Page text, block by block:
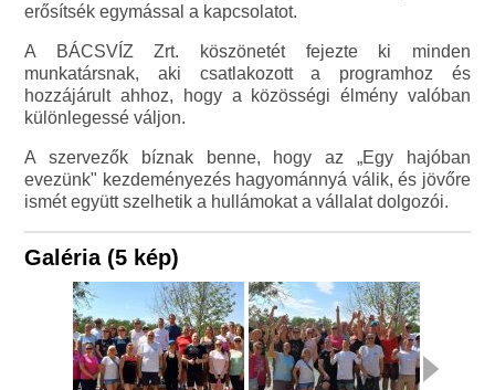
erősítsék egymással a kapcsolatot.
A BÁCSVÍZ Zrt. köszönetét fejezte ki minden
munkatársnak, aki csatlakozott a programhoz és
hozzájárult ahhoz, hogy a közösségi élmény valóban
különlegessé váljon.
A szervezők bíznak benne, hogy az „Egy hajóban
evezünk" kezdeményezés hagyománnyá válik, és jövőre
ismét együtt szelhetik a hullámokat a vállalat dolgozói.
Galéria (5 kép)